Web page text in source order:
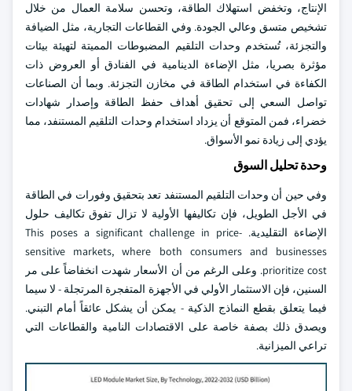
الإنتاج، وتخفض استهلاك الطاقة، وتحسن سلامة العمال من خلال
تشخيص متسق وعالي الجودة. وفي القطاعات التجارية، مثل الضيافة
والتجزئة، تُستخدم وحدات التلقيم المضبوطات المميتة لتهيئة بيئات
مؤثرة بصريا، مثل الإضاءة الدينامية في الفنادق أو العروض ذات
الكفاءة في استخدام الطاقة في مخازن التجزئة. وبما أن الصناعات
تواصل السعي إلى تحقيق أهداف حفظ الطاقة وإصدار شهادات
خضراء، فمن المتوقع أن يزداد استخدام وحدات التلقيم المستنفد، مما
يؤدي إلى زيادة نمو الأسواق.
وحدة تحليل السوق
وفي حين أن وحدات التلقيم المستنفد تعد بتحقيق وفورات في الطاقة
في الأجل الطويل، فإن تكاليفها الأولية لا تزال تفوق تكاليف حلول
الإضاءة التقليدية. This poses a significant challenge in price-
sensitive markets, where both consumers and businesses
prioritize cost. وعلى الرغم من أن الأسعار شهدت انخفاضاً على مر
السنين، فإن الاستثمار الأولي في الأجهزة المتفجرة المرتجلة - لا سيما
فيما يتعلق بقطع النماذج الذكية - يمكن أن يشكل عائقاً أمام التبني.
ويصدق ذلك بصفة خاصة على الاقتصادات النامية والقطاعات التي
تراعي الميزانية.